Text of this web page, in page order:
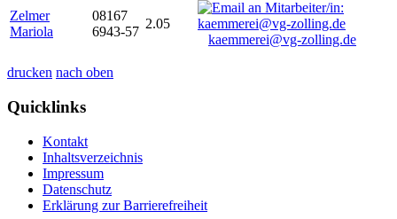
Zelmer
Mariola
08167
6943-57
2.05
kaemmerei@vg-zolling.de
drucken nach oben
Quicklinks
Kontakt
Inhaltsverzeichnis
Impressum
Datenschutz
Erklärung zur Barrierefreiheit